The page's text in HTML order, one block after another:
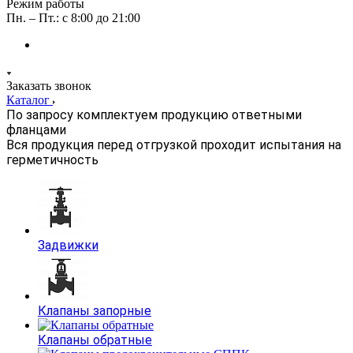
Режим работы
Пн. – Пт.: с 8:00 до 21:00
Заказать звонок
Каталог
По запросу комплектуем продукцию ответными
фланцами
Вся продукция перед отгрузкой проходит испытания на
герметичность
Задвижки
Клапаны запорные
Клапаны обратные